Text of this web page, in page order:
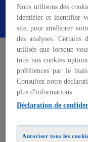
Adoption
artificielle:
bancaire ?
Les banques
Nous utilisons des
identifier et identifier
site, pour améliorer
des analyses.
utilisés que lorsque
tous nos cookies
préférences par le
Consultez notre
plus d'informations.
Déclaration de
Autoriser tous les